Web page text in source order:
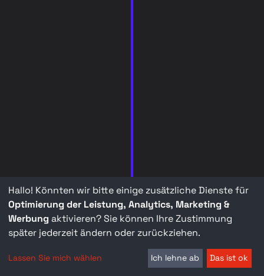
Hallo! Könnten wir bitte einige zusätzliche Dienste für
Optimierung der Leistung, Analytics, Marketing &
Werbung aktivieren? Sie können Ihre Zustimmung
später jederzeit ändern oder zurückziehen.
Lassen Sie mich wählen Ich lehne ab Das ist ok